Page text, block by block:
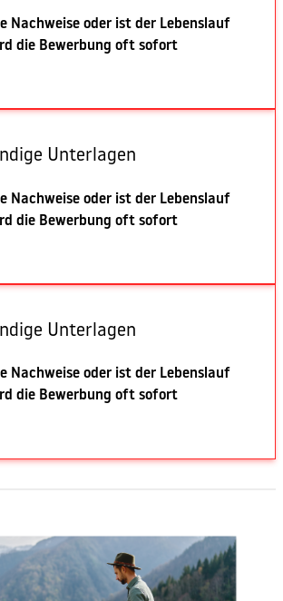
Nachweise oder ist der Lebenslauf
die Bewerbung oft sofort
Unterlagen
Nachweise oder ist der Lebenslauf
die Bewerbung oft sofort
Unterlagen
Nachweise oder ist der Lebenslauf
die Bewerbung oft sofort